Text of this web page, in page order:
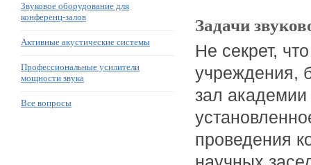
Звуковое оборудование для
конференц-залов
Активные акустические системы
Профессиональные усилители
мощности звука
Все вопросы
Задачи
Не секрет,
учреждения,
зал
проведения